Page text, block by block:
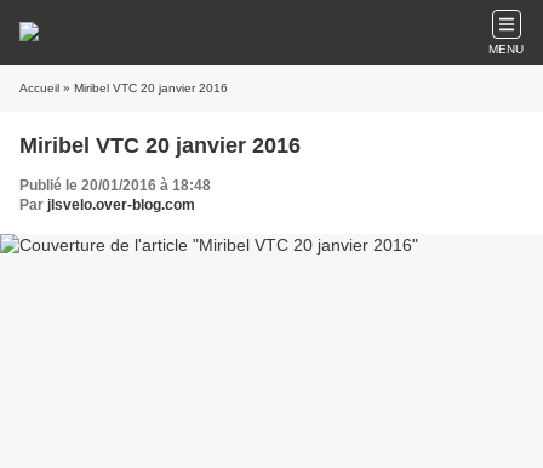
MENU
Accueil » Miribel VTC 20 janvier 2016
Miribel VTC 20 janvier 2016
Publié le 20/01/2016 à 18:48
Par jlsvelo.over-blog.com